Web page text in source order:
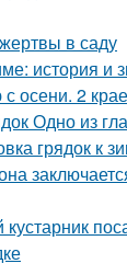
в саду
история и
осени. 2
Одно из
грядок к